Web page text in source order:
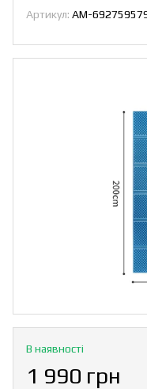
Артикул: AM-
В наявності
1 990 грн